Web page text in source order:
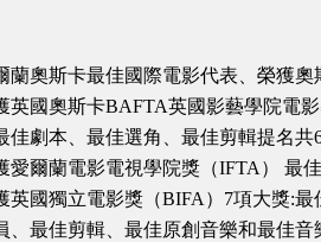
奧斯卡最佳國際電影代表、榮獲
國奧斯卡BAFTA英國影藝學院電
佳劇本、最佳選角、最佳剪輯提名共
爾蘭電影電視學院獎（IFTA） 最
國獨立電影獎（BIFA）7項大獎:
、最佳剪輯、最佳原創音樂和最佳音